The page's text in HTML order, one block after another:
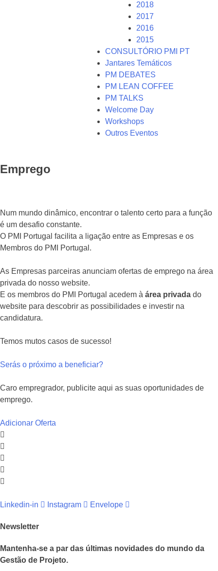
2018
2017
2016
2015
CONSULTÓRIO PMI PT
Jantares Temáticos
PM DEBATES
PM LEAN COFFEE
PM TALKS
Welcome Day
Workshops
Outros Eventos
Emprego
Num mundo dinâmico, encontrar o talento certo para a função
é um desafio constante.
O PMI Portugal facilita a ligação entre as Empresas e os
Membros do PMI Portugal.
As Empresas parceiras anunciam ofertas de emprego na área
privada do nosso website.
E os membros do PMI Portugal acedem à área privada do
website para descobrir as possibilidades e investir na
candidatura.
Temos mutos casos de sucesso!
Serás o próximo a beneficiar?
Caro empregrador, publicite aqui as suas oportunidades de
emprego.
Adicionar Oferta
Linkedin-in Instagram Envelope
Newsletter
Mantenha-se a par das últimas novidades do mundo da
Gestão de Projeto.